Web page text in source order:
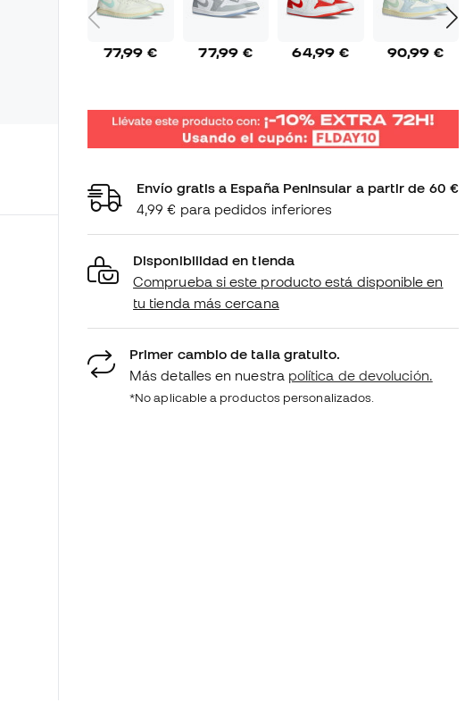
77,99 € 77,99 € 64,99 € 90,99 €
Envío gratis a España Peninsular a partir de 60 €
4,99 € para pedidos inferiores
Disponibilidad en tienda
Comprueba si este producto está disponible en
tu tienda más cercana
Primer cambio de talla gratuito.
Más detalles en nuestra política de devolución.
*No aplicable a productos personalizados.